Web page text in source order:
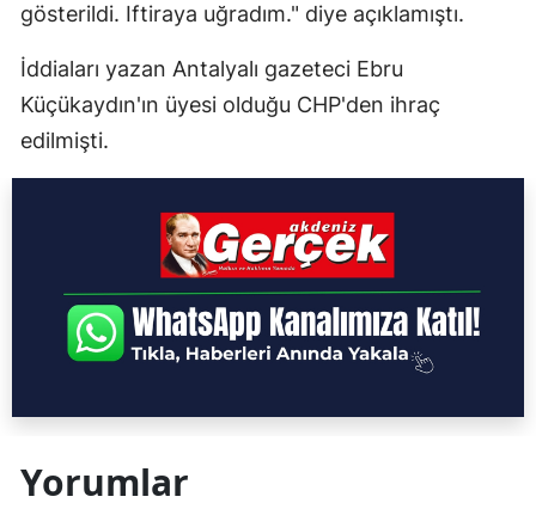
gösterildi. Iftiraya uğradım." diye açıklamıştı.
İddiaları yazan Antalyalı gazeteci Ebru
Küçükaydın'ın üyesi olduğu CHP'den ihraç
edilmişti.
Yorumlar